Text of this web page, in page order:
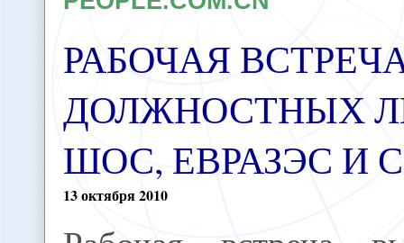
РАБОЧАЯ
ДОЛЖНОСТНЫХ
ШОС, ЕВРАЗЭС И
13октября2010